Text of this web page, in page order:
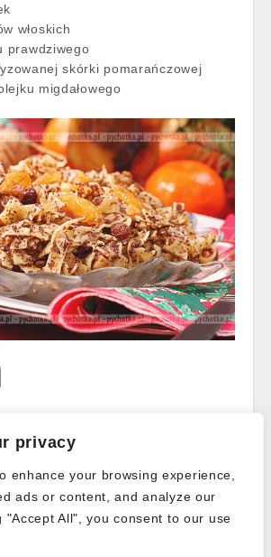
privacy
enhance your browsing experience,
ads or content, and analyze our
"Accept All", you consent to our use
włoskich
prawdziwego
skórki pomarańczowej
migdałowego
← Older posts